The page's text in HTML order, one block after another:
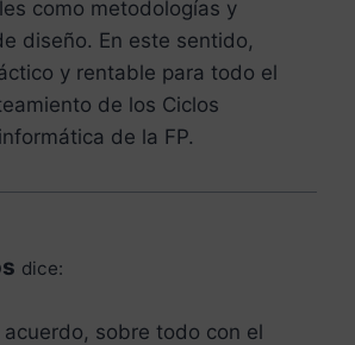
como metodologías y
diseño. En este sentido,
y rentable para todo el
de los Ciclos
de la FP.
dice:
sobre todo con el